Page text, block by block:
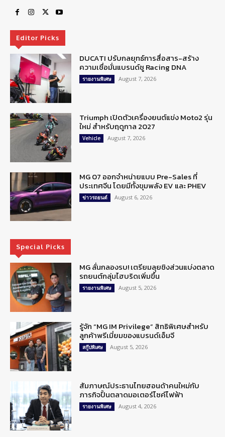
Editor Picks
DUCATI ปรับกลยุทธ์การสื่อสาร-สร้าง
ความเชื่อมั่นแบรนด์ชู Racing DNA
รายงานพิเศษ August 7, 2026
Triumph เปิดตัวเครื่องยนต์แข่ง Moto2 รุ่น
ใหม่ สำหรับฤดูกาล 2027
Vehicle August 7, 2026
MG 07 ออกจำหน่ายแบบ Pre-Sales ที่
ประเทศจีน โดยมีทั้งขุมพลัง EV และ PHEV
ข่าวรถยนต์ August 6, 2026
Special Picks
MG ลั่นกลองรบ! เตรียมลุยชิงส่วนแบ่งตลาด
รถยนต์กลุ่มไฮบริดเพิ่มขึ้น
รายงานพิเศษ August 5, 2026
รู้จัก “MG IM Privilege” สิทธิพิเศษสำหรับ
ลูกค้าพรีเมี่ยมของแบรนด์เอ็มจี
สกู๊ปพิเศษ August 5, 2026
สัมภาษณ์ประธานไทยฮอนด้าคนใหม่กับ
ภารกิจปั้นตลาดมอเตอร์ไซค์ไฟฟ้า
รายงานพิเศษ August 4, 2026